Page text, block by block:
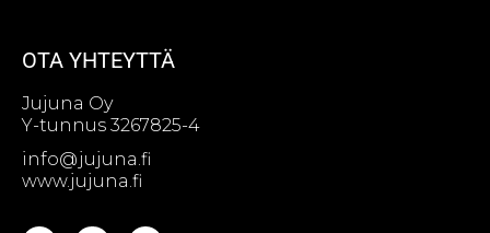
OTA YHTEYTTÄ
Jujuna Oy
Y-tunnus 3267825-4
info@jujuna.fi
www.jujuna.fi